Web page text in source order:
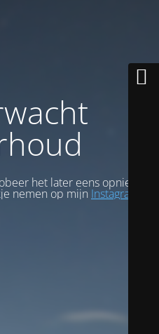
het later eens opnieuw.
nemen op mijn Instagram